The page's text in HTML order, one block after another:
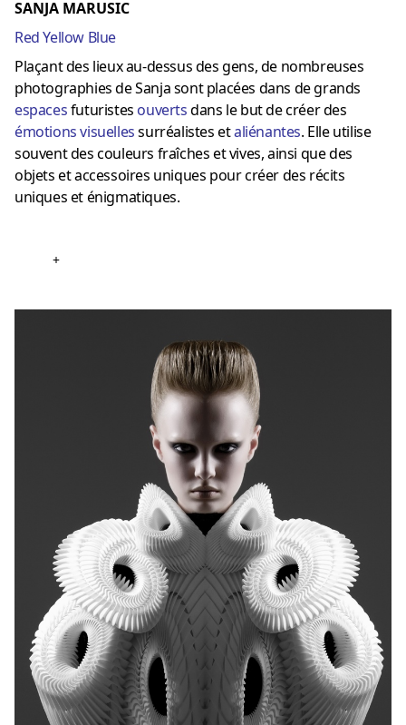
SANJA MARUSIC
Red Yellow Blue
Plaçant des lieux au-dessus des gens, de nombreuses
photographies de Sanja sont placées dans de grands
espacesfuturistes ouvertsdans le but de créer des
émotions visuelles surréalistes etaliénantes. Elle utilise
souvent des couleurs fraîches et vives, ainsi que des
objets et accessoires uniques pour créer des récits
uniques et énigmatiques.
+